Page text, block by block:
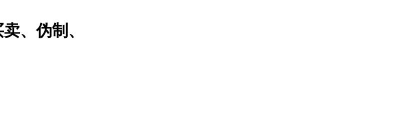
、伪制、